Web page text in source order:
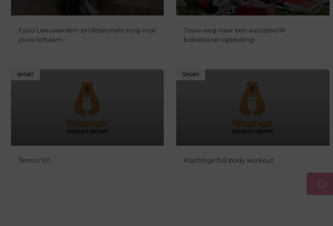
Fysio Leeuwarden: professionele zorg voor
jouw lichaam
Jouw weg naar een succesvolle
bokstrainer opleiding
SPORT
Tennis 101
SPORT
Krachtige full body workout